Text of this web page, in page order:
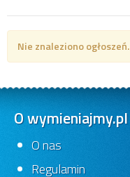
Nie znaleziono ogłoszeń.
O wymieniajmy.pl
O nas
Regulamin